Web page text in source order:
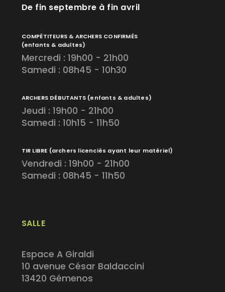
SALLE
Espace A Giraldi
10 avenue César Baldaccini
13420 Gémenos
De fin septembre à fin avril
COMPÉTITEURS & ARCHERS CONFIRMÉS
(enfants & adultes)
Mercredi : 19h00 - 21h00
Samedi : 08h45 - 10h30
ARCHERS DÉBUTANTS (enfants & adultes)
Jeudi : 19h00 - 21h00
Samedi : 10h15 - 11h50
TIR LIBRE (archers licenciés ayant leur matériel)
Vendredi : 19h00 - 21h00
Samedi : 08h45 - 11h50